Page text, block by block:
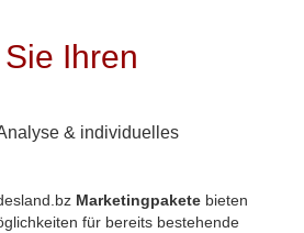
Ihren
& individuelles
Marketingpakete bieten
für bereits bestehende